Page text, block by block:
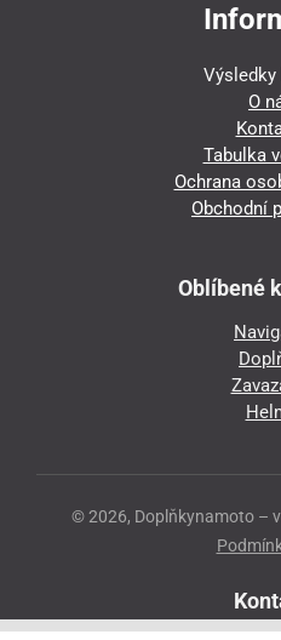
Výsledky
O
Tabulka
Ochrana
Obchodní
Oblíbené
© 2026, Doplňkynamoto –